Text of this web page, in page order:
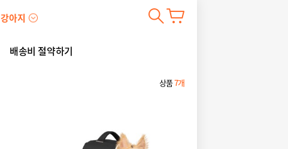
강아지
배송비 절약하기
상품7개